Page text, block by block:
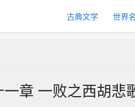
古典文学 世界
章 一败之西胡悲